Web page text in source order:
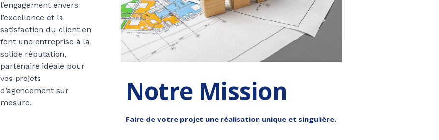
l’engagement envers
l’excellence et la
satisfaction du client en
font une entreprise à la
solide réputation,
partenaire idéale pour
vos projets
d’agencement sur
mesure.
Notre Mission
Faire de votre projet une réalisation unique et singulière.